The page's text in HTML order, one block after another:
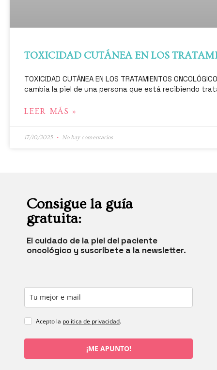
TOXICIDAD CUTÁNEA EN LOS
TOXICIDAD CUTÁNEA EN LOS TRATAMIENTOS
cambia la piel de una persona que está recibiendo
LEER MÁS »
17/10/2025 No hay comentarios
Consigue la guía
gratuita:
El cuidado de la piel del paciente
oncológico y suscríbete a la newsletter.
Acepto la política de privacidad.
¡ME APUNTO!